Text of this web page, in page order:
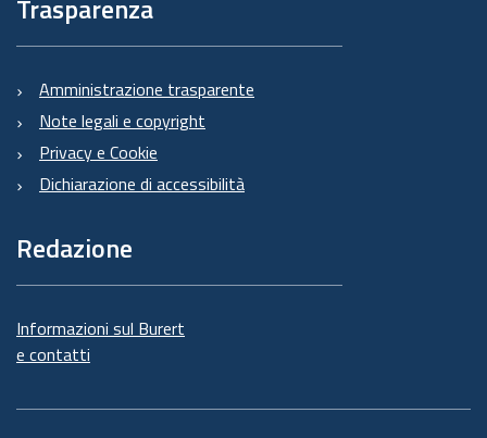
Trasparenza
Amministrazione trasparente
Note legali e copyright
Privacy e Cookie
Dichiarazione di accessibilità
Redazione
Informazioni sul Burert
e contatti